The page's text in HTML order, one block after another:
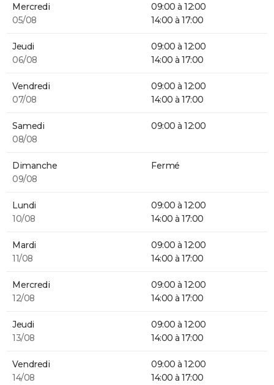
Mercredi
05/08
09:00 à 12:00
14:00 à 17:00
Jeudi
06/08
09:00 à 12:00
14:00 à 17:00
Vendredi
07/08
09:00 à 12:00
14:00 à 17:00
Samedi
08/08
09:00 à 12:00
Dimanche
09/08
Fermé
Lundi
10/08
09:00 à 12:00
14:00 à 17:00
Mardi
11/08
09:00 à 12:00
14:00 à 17:00
Mercredi
12/08
09:00 à 12:00
14:00 à 17:00
Jeudi
13/08
09:00 à 12:00
14:00 à 17:00
Vendredi
14/08
09:00 à 12:00
14:00 à 17:00